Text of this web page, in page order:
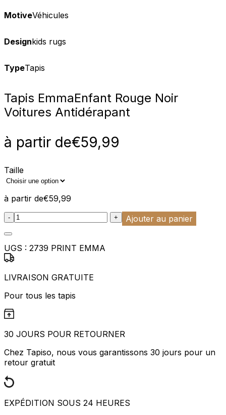
MotiveVéhicules
Designkids rugs
TypeTapis
Tapis EmmaEnfant Rouge Noir
Voitures Antidérapant
à partir de€59,99
Taille
à partir de€59,99
:product_name quantity
- + Ajouter au panier
UGS : 2739 PRINT EMMA
LIVRAISON GRATUITE
Pour tous les tapis
30 JOURS POUR RETOURNER
Chez Tapiso, nous vous garantissons 30 jours pour un
retour gratuit
EXPÉDITION SOUS 24 HEURES